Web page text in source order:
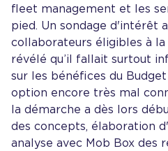
fleet management et les
pied. Un sondage d'intérêt
collaborateurs éligibles à
révélé qu’il fallait surtout
sur les bénéfices du
option encore très mal
la démarche a dès lors
des concepts, élaboration
analyse avec Mob Box des